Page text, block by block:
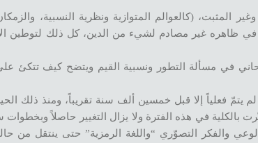
المثبت، (كالعوالم المتوازية ونظرية النسبية،
في ظاهره غير مصادم لشيء من الدين، كل ذلك لتوطين
في مسألة التطور ونسبية القيم ويتضح كيف تتكئ
يتمّ فعلياً إلا قبل خمسين ألف سنة تقريباً، ومنذ ذلك
في هذه الفترة ولا يزال التغيير حاصلاً
والفكر التصوّري “واللغة الرمزية” حتى ينتقل من